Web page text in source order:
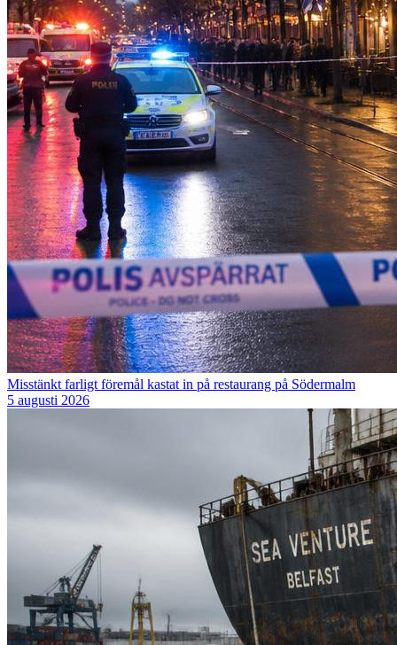
Misstänkt farligt föremål kastat in på restaurang på Södermalm
5 augusti 2026